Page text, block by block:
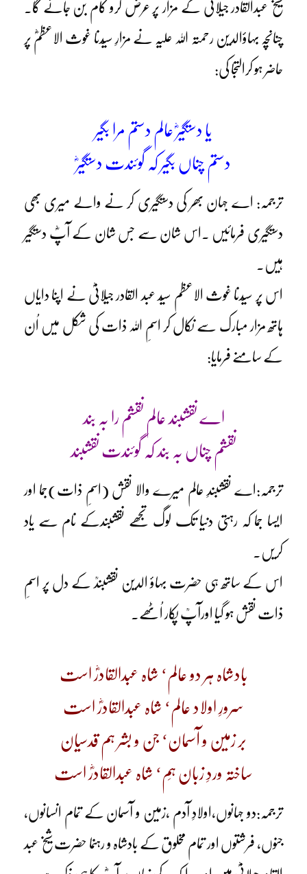
شیخ عبدالقادر جیلانیؓ کے مزار پر عرض کرو کام بن جائے گا۔
چنانچہ بہاؤالدین رحمتہ اللہ علیہ نے مزارِ سیّدنا غوث الاعظمؓ پر
حاضر ہو کرالتجا کی:
یا دستگیرؓ عالم دستم مرا بگیر
دستم چناں بگیر کہ گوئندت دستگیرؓ
ترجمہ: اے جہان بھر کی دستگیری کر نے والے میری بھی
دستگیری فرمائیں ۔اس شان سے جس شان کے آپؓ دستگیر
ہیں۔
اس پر سیّدنا غوث الاعظم سیّد عبد القادر جیلانیؓ نے اپنا دایاں
ہاتھ مزار مبارک سے نکال کر اسمِ اللہ ذات کی شکل میں اُن
کے سامنے فرمایا:
اے نقشبند عالم نقشم را بہ بند
نقشم چناں بہ بند کہ گوئندت نقشبند
ترجمہ:اے نقشبندِ عالم میرے والا نقش (اسمِ ذات)جما اور
ایسا جما کہ رہتی دنیا تک لوگ تجھے نقشبندکے نام سے یاد
کریں۔
اس کے ساتھ ہی حضرت بہاؤ الدین نقشبندؒ کے دل پر اسمِ
ذات نقش ہو گیا اورآپؒ پکار اُٹھے۔
بادشاہ ہر دو عالم‘ شاہ عبدالقادرؓ است
سرورِ اولاد عالم‘ شاہ عبدالقادرؓ است
بر زمین و آسمان‘ جن و بشر ہم قدسیان
ساختہ وردِ زبان ہِم‘ شاہ عبدالقادرؓ است
ترجمہ:دو جہانوں،اولادِ آدم ،زمین و آسمان کے تمام انسانوں،
جنوں، فرشتوں اور تمام مخلوق کے بادشاہ و رہنما حضرت شیخ عبد